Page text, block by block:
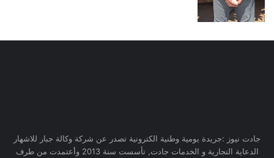
جادت نيوز :جريدة يومية وطنية الكترونية تصدر عن شركة وكالة جبار للاشهار
الدعاية التجارية و الخدمات جادت, تأسست سنة 2013 وأعتمدت من طرف